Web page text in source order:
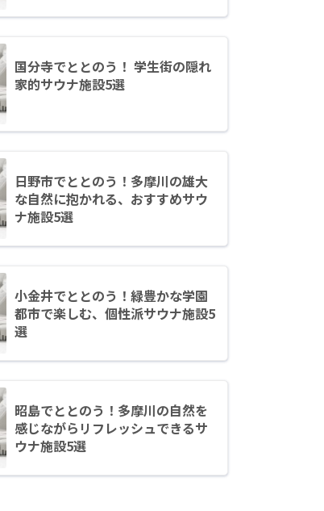
国分寺でととのう！ 学生街の隠れ
家的サウナ施設5選
日野市でととのう！多摩川の雄大
な自然に抱かれる、おすすめサウ
ナ施設5選
小金井でととのう！緑豊かな学園
都市で楽しむ、個性派サウナ施設5
選
昭島でととのう！多摩川の自然を
感じながらリフレッシュできるサ
ウナ施設5選